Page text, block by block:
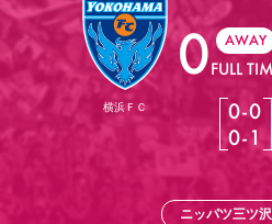
選手・スタッフ スケジュール メディ
アカデミー ハナサカプレーヤー 歴代
チケット情報 販売スケジュール 価格
シーズンシート 法人シーズンシート
特定興行入場券
譲渡サービス リセー
観戦ガイド
初めて観戦ガイド キッズ向けサービス
観戦マナー&ルール
ビジターサポータ
セレッソ大阪について
クラブ紹介 沿革 シーズン記録 求人
サポートする
パートナー企業募集中 セレッソ大阪
Lise（ライセンスビジネス）
ファンクラブ
ファンクラブ
SAKURA SOCIO SAKURA POINT
ニュース
横浜ＦＣ
0 AWAY
FULL
0-0
0-1
ニッパツ三ツ